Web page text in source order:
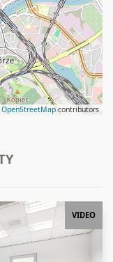
OpenStreetMapcontributors
VIDEO